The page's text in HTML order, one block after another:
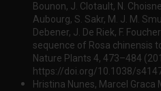
Bounon, J. Clotault, N.
Aubourg, S. Sakr, M. J. M.
Debener, J. De Riek, F.
sequence of Rosa chinensis
Nature Plants 4, 473–484
https://doi.org/10.1038/
Hristina Nunes, Marcel Graca